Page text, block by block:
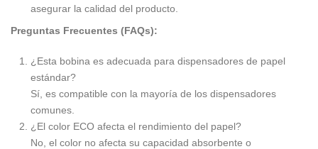
asegurar la calidad del producto.
Preguntas Frecuentes (FAQs):
¿Esta bobina es adecuada para dispensadores de papel
estándar?
Sí, es compatible con la mayoría de los dispensadores
comunes.
¿El color ECO afecta el rendimiento del papel?
No, el color no afecta su capacidad absorbente o